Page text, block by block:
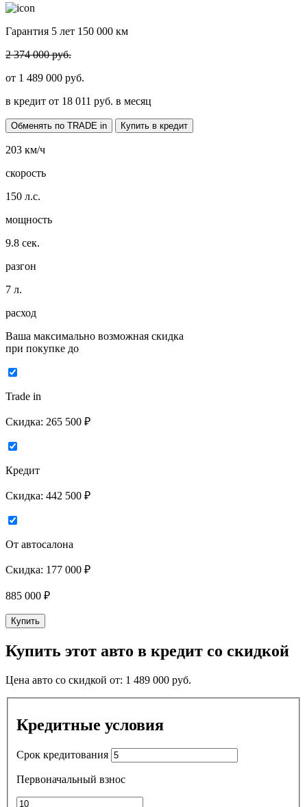
Гарантия 5 лет 150 000 км
2 374 000 руб.
от 1 489 000 руб.
в кредит от 18 011 руб. в месяц
Обменять по TRADE in Купить в кредит
203 км/ч
скорость
150 л.с.
мощность
9.8 сек.
разгон
7 л.
расход
Ваша максимально возможная скидка
при покупке до
Trade in
Скидка: 265 500 ₽
Кредит
Скидка: 442 500 ₽
От автосалона
Скидка: 177 000 ₽
885 000 ₽
Купить
Купить этот авто в кредит со скидкой
Цена авто со скидкой от: 1 489 000 руб.
Кредитные условия
Срок кредитования
Первоначальный взнос